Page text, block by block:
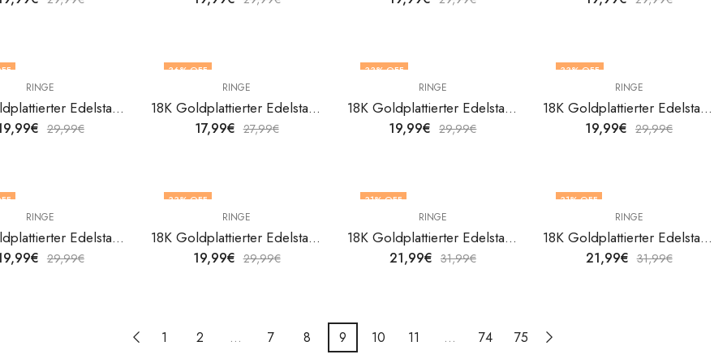
RINGE
18K Goldplattierter Edelstahl Leafs Fingerring von V&F Jewelers
€ 29,99€
36% OFF
OUT OF STOCKRINGE
18K Goldplattierter Edelstahl Leafs Fingerring von V&F Jewelers
17,99€ 27,99€
33% OFF
RINGE
18K Goldplattierter Edelstahl Leafs Fingerring von V&F Jewelers
19,99€ 29,99€
33% OFF
RINGE
18K Goldplattierter Edelstahl Leafs Fingerring von V&F Jewelers
19,99€ 29,99€
RINGE
18K Goldplattierter Edelstahl Leafs Fingerring von V&F Jewelers
€ 29,99€
33% OFF
RINGE
18K Goldplattierter Edelstahl Leafs Fingerring von V&F Jewelers
19,99€ 29,99€
31% OFF
RINGE
18K Goldplattierter Edelstahl Leafs Fingerring von V&F Jewelers
21,99€ 31,99€
31% OFF
RINGE
18K Goldplattierter Edelstahl Leafs Fingerring von V&F Jewelers
21,99€ 31,99€
1 2 … 7 8 9 10 11 … 74 75